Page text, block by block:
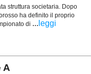
struttura societaria. Dopo
ha definito il proprio
di ... leggi
A